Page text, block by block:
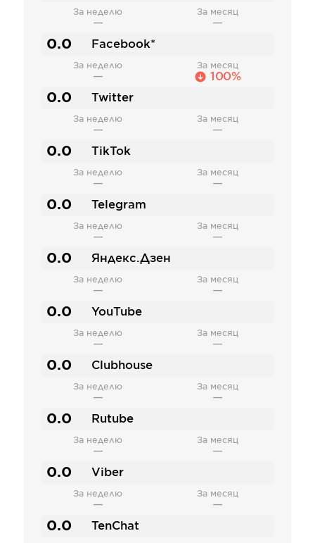
За неделю
—
За месяц
—
0.0 Facebook*
За неделю
—
За месяц
100%
0.0 Twitter
За неделю
—
За месяц
—
0.0 TikTok
За неделю
—
За месяц
—
0.0 Telegram
За неделю
—
За месяц
—
0.0 Яндекс.Дзен
За неделю
—
За месяц
—
0.0 YouTube
За неделю
—
За месяц
—
0.0 Clubhouse
За неделю
—
За месяц
—
0.0 Rutube
За неделю
—
За месяц
—
0.0 Viber
За неделю
—
За месяц
—
0.0 TenChat